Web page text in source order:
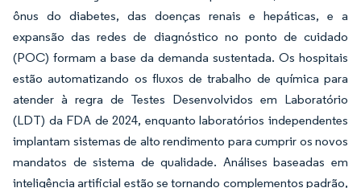
ônus do diabetes, das doenças renais e hepáticas, e a
expansão das redes de diagnóstico no ponto de cuidado
(POC) formam a base da demanda sustentada. Os hospitais
estão automatizando os fluxos de trabalho de química para
atender à regra de Testes Desenvolvidos em Laboratório
(LDT) da FDA de 2024, enquanto laboratórios independentes
implantam sistemas de alto rendimento para cumprir os novos
mandatos de sistema de qualidade. Análises baseadas em
inteligência artificial estão se tornando complementos padrão,